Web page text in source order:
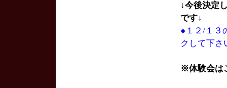
↓今後決定
です↓
●１２/１３
クして下さ
※体験会は